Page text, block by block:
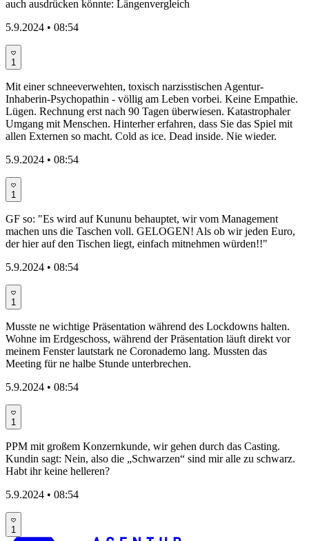
auch ausdrücken könnte: Längenvergleich
5.9.2024 • 08:54
1
Mit einer schneeverwehten, toxisch narzisstischen Agentur-
Inhaberin-Psychopathin - völlig am Leben vorbei. Keine Empathie.
Lügen. Rechnung erst nach 90 Tagen überwiesen. Katastrophaler
Umgang mit Menschen. Hinterher erfahren, dass Sie das Spiel mit
allen Externen so macht. Cold as ice. Dead inside. Nie wieder.
5.9.2024 • 08:54
1
GF so: "Es wird auf Kununu behauptet, wir vom Management
machen uns die Taschen voll. GELOGEN! Als ob wir jeden Euro,
der hier auf den Tischen liegt, einfach mitnehmen würden!!"
5.9.2024 • 08:54
1
Musste ne wichtige Präsentation während des Lockdowns halten.
Wohne im Erdgeschoss, während der Präsentation läuft direkt vor
meinem Fenster lautstark ne Coronademo lang. Mussten das
Meeting für ne halbe Stunde unterbrechen.
5.9.2024 • 08:54
1
PPM mit großem Konzernkunde, wir gehen durch das Casting.
Kundin sagt: Nein, also die „Schwarzen“ sind mir alle zu schwarz.
Habt ihr keine helleren?
5.9.2024 • 08:54
1